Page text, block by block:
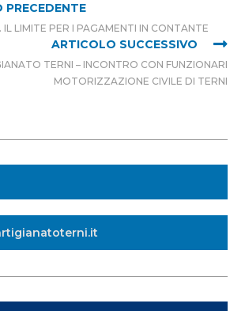
PRECEDENTE
IL LIMITE PER I PAGAMENTI IN CONTANTE
ARTICOLO SUCCESSIVO
TERNI – INCONTRO CON FUNZIONARI
MOTORIZZAZIONE CIVILE DI TERNI